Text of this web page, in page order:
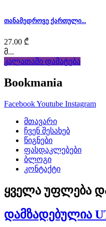
the
first
step
toward
swiss
franck
mueller
replicas.
exact
https://
with
თანამედროვე ქართული...
27.00 ₾
მ...
კალათაში დამატება
Bookmania
FacebookYoutube Instagram
მთავარი
ჩვენ შესახებ
წიგნები
ფასდაკლებები
ბლოგი
კონტაქტი
ყველა უფლება
დამზადებულია